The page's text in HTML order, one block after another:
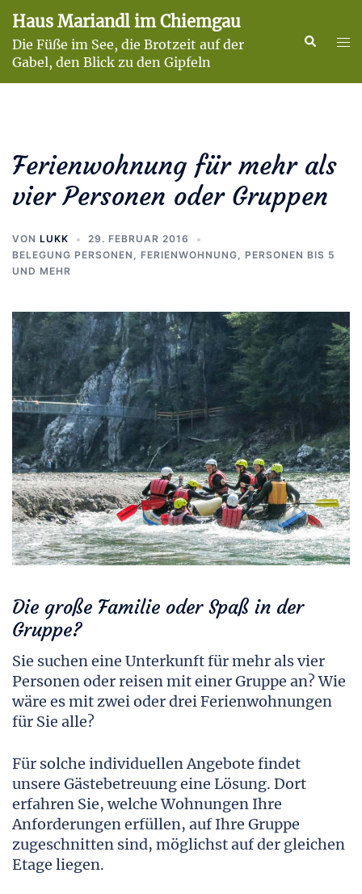
Zum
Inhalt
springen
Haus Mariandl im Chiemgau
Die Füße im See, die Brotzeit auf der
Gabel, den Blick zu den Gipfeln
Suche
Ferienwohnung für mehr als
vier Personen oder Gruppen
VON LUKK
29. FEBRUAR 2016
BELEGUNG PERSONEN , FERIENWOHNUNG, PERSONEN BIS 5
UND MEHR
Die große Familie oder Spaß in der
Gruppe?
Sie suchen eine Unterkunft für mehr als vier
Personen oder reisen mit einer Gruppe an? Wie
wäre es mit zwei oder drei Ferienwohnungen
für Sie alle?
Für solche individuellen Angebote findet
unsere Gästebetreuung eine Lösung. Dort
erfahren Sie, welche Wohnungen Ihre
Anforderungen erfüllen, auf Ihre Gruppe
zugeschnitten sind, möglichst auf der gleichen
Etage liegen.